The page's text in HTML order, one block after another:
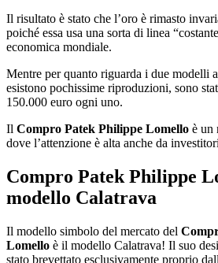
Il risultato è stato che l’oro è rimasto
poiché essa usa una sorta di linea
economica mondiale.
Mentre per quanto riguarda i due modelli
esistono pochissime riproduzioni, sono
150.000 euro ogni uno.
Il Compro Patek Philippe Lomello è un
dove l’attenzione è alta anche da
Compro Patek Philippe
modello Calatrava
Il modello simbolo del mercato del
Lomello è il modello Calatrava! Il suo
stato brevettato esclusivamente proprio